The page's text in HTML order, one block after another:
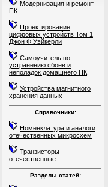
Модернизация и ремонт
ПК
Проектирование
цифровых устройств Том 1
Джон Ф Уэйкерли
Самоучитель по
устранению сбоев и
неполадок домашнего ПК
Устройства магнитного
хранения данных
Справочники:
Номенклатура и аналоги
отечественных микросхем
Транзисторы
отечественные
Разделы статей: